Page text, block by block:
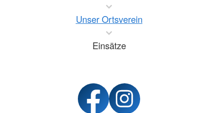
Unser Ortsverein
Einsätze